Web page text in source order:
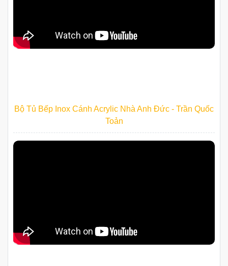
Bộ Tủ Bếp Inox Cánh Acrylic Nhà Anh Đức - Trần Quốc
Toản